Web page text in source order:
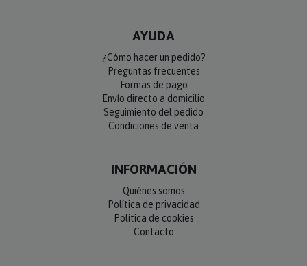
AYUDA
¿Cómo hacer un pedido?
Preguntas frecuentes
Formas de pago
Envío directo a domicilio
Seguimiento del pedido
Condiciones de venta
INFORMACIÓN
Quiénes somos
Política de privacidad
Política de cookies
Contacto